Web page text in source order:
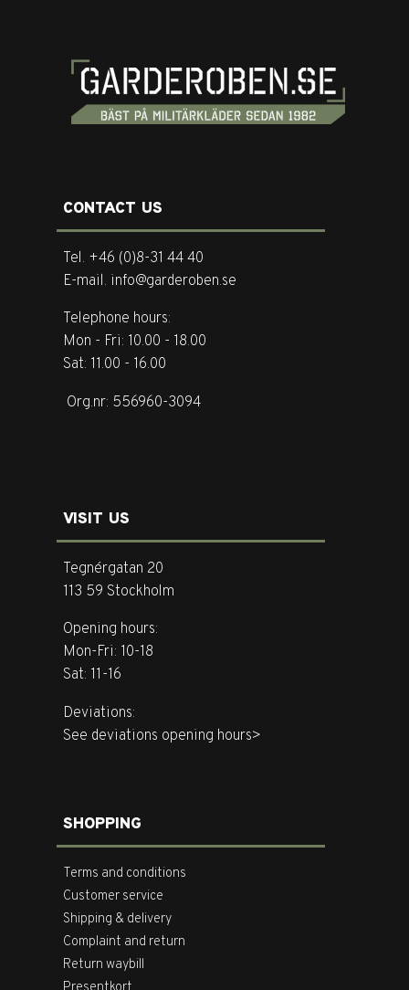
CONTACT US
Tel. +46 (0)8-31 44 40
E-mail. info@garderoben.se
Telephone hours:
Mon - Fri: 10.00 - 18.00
Sat: 11.00 - 16.00
Org.nr: 556960-3094
VISIT US
Tegnérgatan 20
113 59 Stockholm
Opening hours:
Mon-Fri: 10-18
Sat: 11-16
Deviations:
See deviations opening hours>
SHOPPING
Terms and conditions
Customer service
Shipping & delivery
Complaint and return
Return waybill